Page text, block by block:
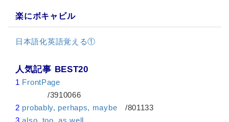
楽にボキャビル
日本語化英語覚える①
人気記事 BEST20
1 FrontPage
/3910066
2 probably, perhaps, maybe /801133
3 also, too, as well